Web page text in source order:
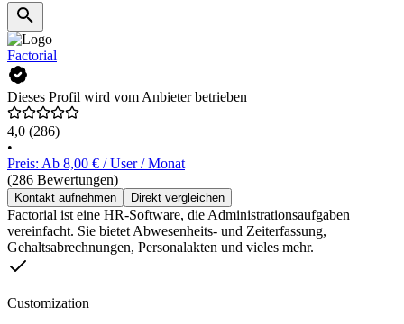
Factorial
Dieses Profil wird vom Anbieter betrieben
4,0 (286)
•
Preis: Ab 8,00 € / User / Monat
(286 Bewertungen)
Kontakt aufnehmen Direkt vergleichen
Factorial ist eine HR-Software, die Administrationsaufgaben
vereinfacht. Sie bietet Abwesenheits- und Zeiterfassung,
Gehaltsabrechnungen, Personalakten und vieles mehr.
Customization